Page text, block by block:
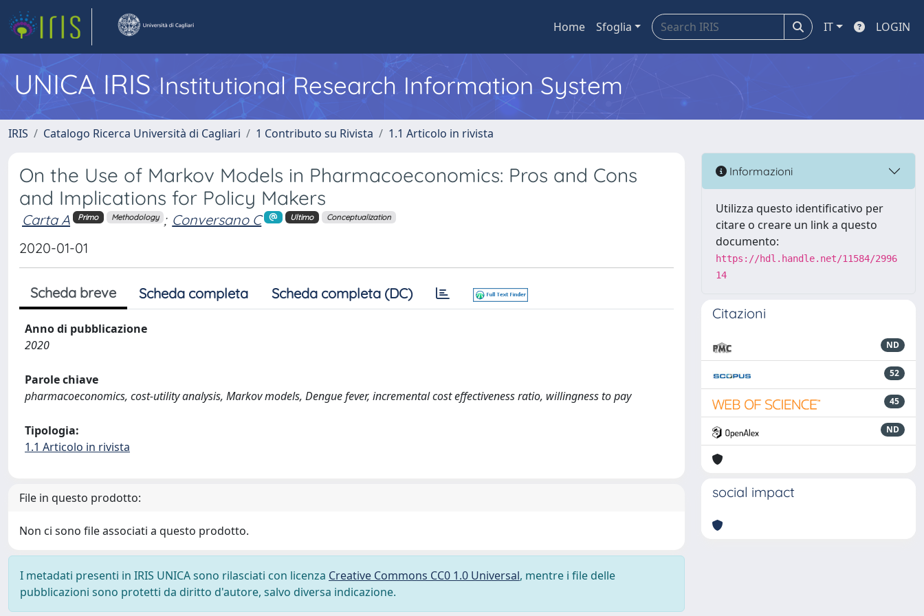
Home Sfoglia IT LOGIN
UNICA IRISInstitutional Research Information System
IRIS Catalogo Ricerca Università di Cagliari 1 Contributo su Rivista 1.1 Articolo in rivista
On the Use of Markov Models in Pharmacoeconomics: Pros and Cons
and Implications for Policy Makers
Carta A Primo Methodology ; Conversano C Ultimo Conceptualization
2020-01-01
Scheda breve Scheda completa Scheda completa (DC)
Anno di pubblicazione
2020
Parole chiave
pharmacoeconomics, cost-utility analysis, Markov models, Dengue fever, incremental cost effectiveness ratio, willingness to pay
Tipologia:
1.1 Articolo in rivista
File in questo prodotto:
Non ci sono file associati a questo prodotto.
I metadati presenti in IRIS UNICA sono rilasciati con licenza Creative Commons CC0 1.0 Universal, mentre i file delle
pubblicazioni sono protetti da diritto d'autore, salvo diversa indicazione.
Informazioni
Utilizza questo identificativo per
citare o creare un link a questo
documento:
https://hdl.handle.net/11584/2996
14
Citazioni
ND
52
45
ND
social impact